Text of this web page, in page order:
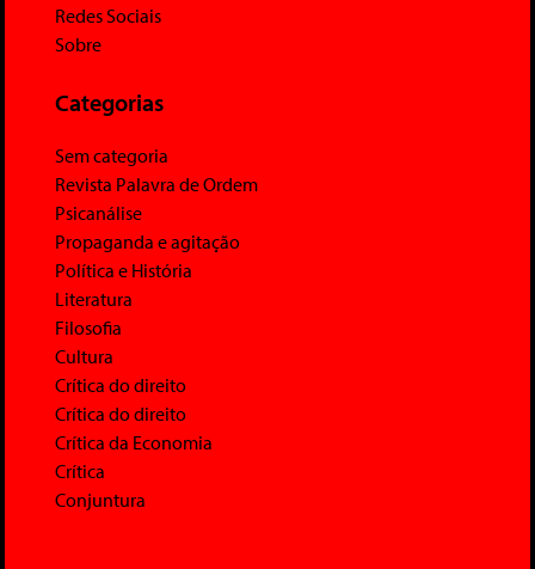
Redes Sociais
Sobre
Categorias
Sem categoria
Revista Palavra de Ordem
Psicanálise
Propaganda e agitação
Política e História
Literatura
Filosofia
Cultura
Crítica do direito
Crítica do direito
Crítica da Economia
Crítica
Conjuntura